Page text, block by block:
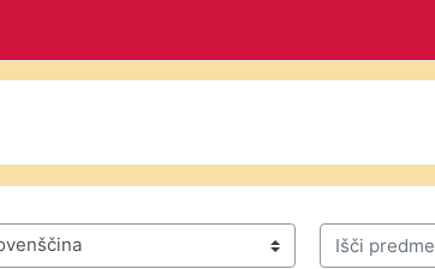
Išči predmete